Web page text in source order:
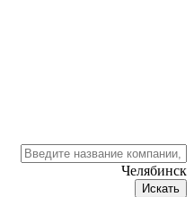
Челябинск
Искать